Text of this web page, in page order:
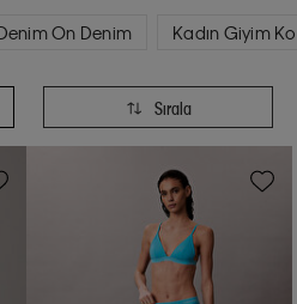
On Denim Kadın Giyim
Sırala